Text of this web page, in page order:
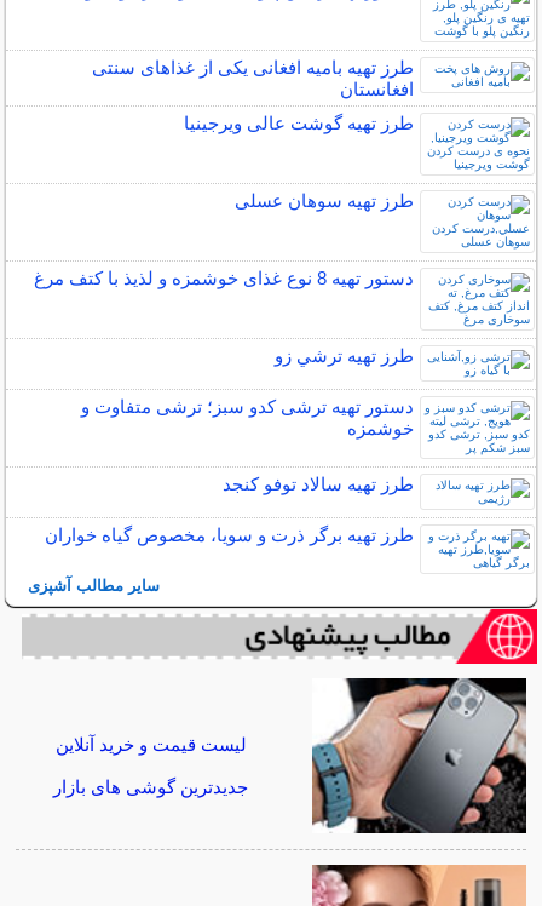
طرز تهیه بامیه افغانی یکی از غذاهای سنتی
افغانستان
طرز تهیه گوشت عالی ویرجینیا
طرز تهیه سوهان عسلی
دستور تهیه 8 نوع غذای خوشمزه و لذیذ با کتف مرغ
طرز تهیه ترشي زو
دستور تهیه ترشی کدو سبز؛ ترشی متفاوت و
خوشمزه
طرز تهیه سالاد توفو کنجد
طرز تهیه برگر ذرت و سویا، مخصوص گیاه خواران
سایر مطالب آشپزی
لیست قیمت و خرید آنلاین
جدیدترین گوشی های بازار